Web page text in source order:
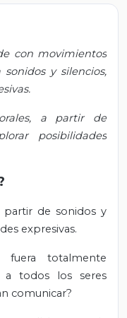
con movimientos
y silencios,
a partir de
posibilidades
partir de sonidos y
expresivas.
totalmente
a todos los seres
comunicar?